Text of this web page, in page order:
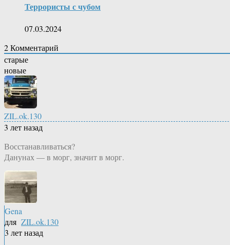
Террористы с чубом
07.03.2024
2Комментарий
старые
новые
ZIL.ok.130
3 лет назад
Восстанавливаться?
Данунах — в морг, значит в морг.
Gena
для ZIL.ok.130
3 лет назад